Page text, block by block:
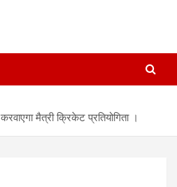
मैत्री क्रिकेट प्रतियोगिता ।